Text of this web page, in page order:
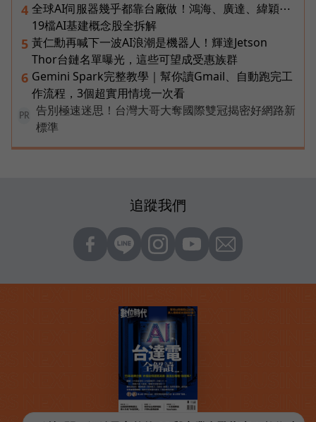
4 全球AI伺服器幾乎都靠台廠做！鴻海、廣達、緯穎⋯
19檔AI基建概念股全拆解
5 黃仁勳再喊下一波AI浪潮是機器人！輝達Jetson
Thor台鏈名單曝光，這些可望成受惠族群
6 Gemini Spark完整教學｜幫你讀Gmail、自動跑完工
作流程，3個超實用情境一次看
PR
告別極速迷思！台灣大哥大奪國際雙冠揭密好網路新
標準
追蹤我們